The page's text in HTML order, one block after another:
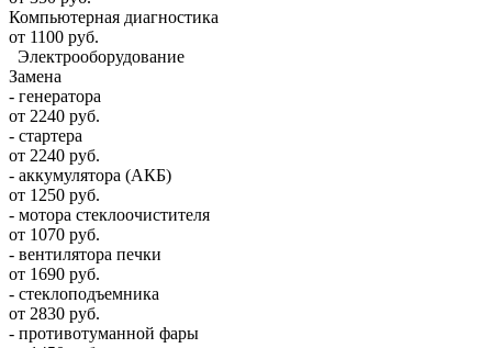
Компьютерная диагностика
от 1100 руб.
Электрооборудование
Замена
- генератора
от 2240 руб.
- стартера
от 2240 руб.
- аккумулятора (АКБ)
от 1250 руб.
- мотора стеклоочистителя
от 1070 руб.
- вентилятора печки
от 1690 руб.
- стеклоподъемника
от 2830 руб.
- противотуманной фары